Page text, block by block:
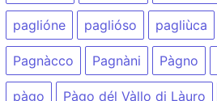
paglióne paglióso pagliùca
Pagnàcco Pagnàni Pàgno
pàgo Pàgo dél Vàllo di Làuro